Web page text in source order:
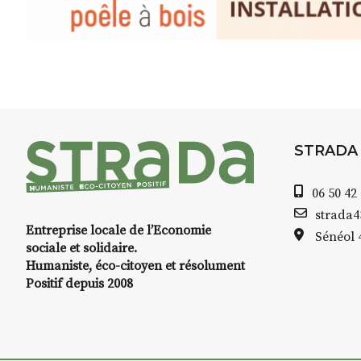
Le programme :
8h : rendez-vous au point de
Et si le temps se gâte : un
permettra de continuer à créer.
À partir de 90€/jour(soit 270€
Minimum 8 personnes – sans
Prix pour l’accompagnement et
➡️7-8-9 août
Entreprise locale de l’Economie
sociale et solidaire.
Humaniste, éco-citoyen et résolument
Positif depuis 2008
STRADA
06 50 42
Sénéol